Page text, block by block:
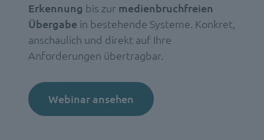
Erkennung bis zur medienbruchfreien
Übergabe in bestehende Systeme. Konkret,
anschaulich und direkt auf Ihre
Anforderungen übertragbar.
Webinar ansehen